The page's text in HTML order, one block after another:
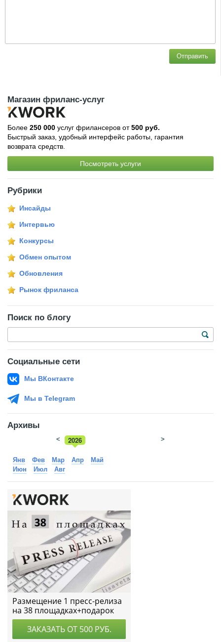
Отправить
Магазин фриланс-услуг
Более 250 000 услуг фрилансеров от500 руб.
Быстрый заказ, удобный интерфейс работы, гарантия
возврата средств.
Посмотреть услуги
Рубрики
Инсайды
Интервью
Конкурсы
Обмен опытом
Обновления
Рынок фриланса
Поиск по блогу
Социальные сети
Мы ВКонтакте
Мы в Telegram
Архивы
2026
2025
< >
Янв Фев Мар Апр
Май
Июн
Июл Авг